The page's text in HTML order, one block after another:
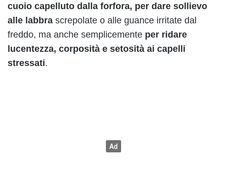
cuoio capelluto dalla forfora, per dare sollievo
alle labbra screpolate o alle guance irritate dal
freddo, ma anche semplicemente per ridare
lucentezza, corposità e setosità ai capelli
stressati.